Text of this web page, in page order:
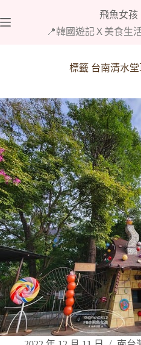
至
飛魚女孩
📍韓國遊記Ｘ美食生
標籤 台南清水